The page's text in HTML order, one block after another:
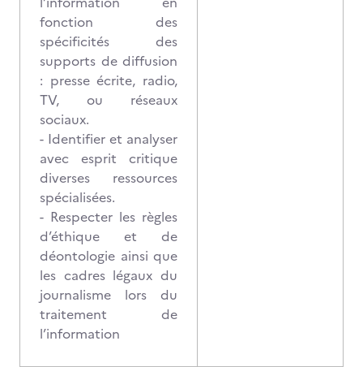
fonction des
spécificités des
supports de diffusion
: presse écrite, radio,
TV, ou réseaux
sociaux.
- Identifier et analyser
avec esprit critique
diverses ressources
spécialisées.
- Respecter les règles
d’éthique et de
déontologie ainsi que
les cadres légaux du
journalisme lors du
traitement de
l’information